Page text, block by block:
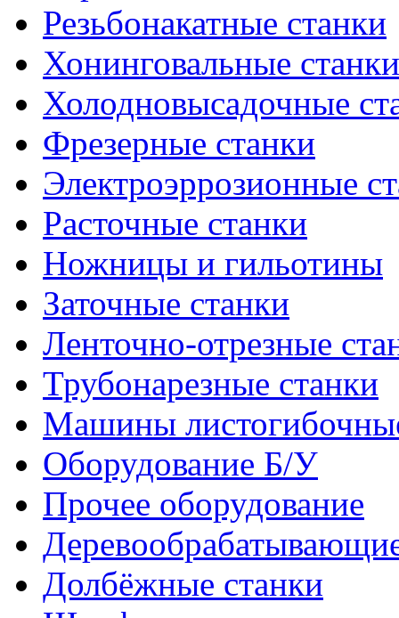
Резьбонакатные станки
Хонинговальные станки
Холодновысадочные
Фрезерные станки
Электроэррозионные
Расточные станки
Ножницы и гильотины
Заточные станки
Ленточно-отрезные
Трубонарезные станки
Машины
Оборудование Б/У
Прочее оборудование
Долбёжные станки